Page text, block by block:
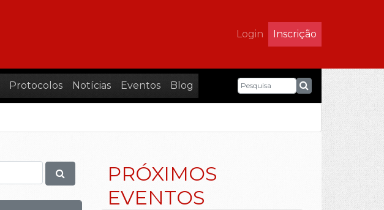
Login Inscrição
Protocolos Notícias Eventos Blog
PRÓXIMOS
EVENTOS